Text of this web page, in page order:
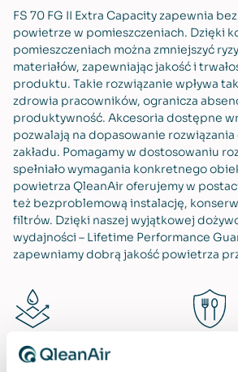
FS 70 FG II Extra Capacity zapewnia
powietrze w pomieszczeniach. Dzięki
pomieszczeniach można zmniejszyć
materiałów, zapewniając jakość i
produktu. Takie rozwiązanie wpływa
zdrowia pracowników, ogranicza
produktywność. Akcesoria dostępne
pozwalają na dopasowanie
zakładu. Pomagamy w dostosowaniu
spełniało wymagania konkretnego
powietrza QleanAir oferujemy w
też bezproblemową instalację,
filtrów. Dzięki naszej wyjątkowej
wydajności – Lifetime Performance
zapewniamy dobrą jakość powietrza
Odporność na korozję